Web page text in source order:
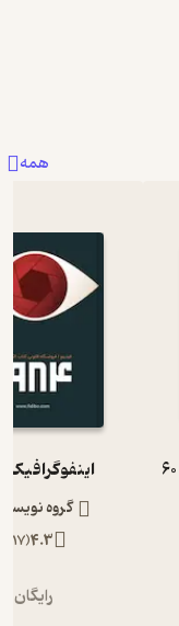
همه
اینفوگرافیک 1984
گروه
4.3
(
117
رایگان